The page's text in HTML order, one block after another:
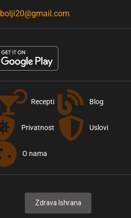
Recepti Blog
Privatnost Uslovi
O nama
Zdrava Ishrana